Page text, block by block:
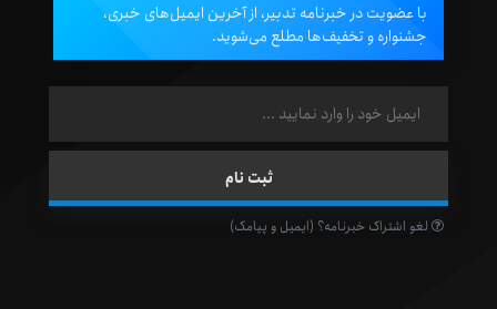
با عضویت در خبرنامه تدبیر، از آخرین ایمیل‌های خبری،
جشنواره و تخفیف‌ها مطلع می‌شوید.
لغو اشتراک خبرنامه؟ (ایمیل و پیامک)